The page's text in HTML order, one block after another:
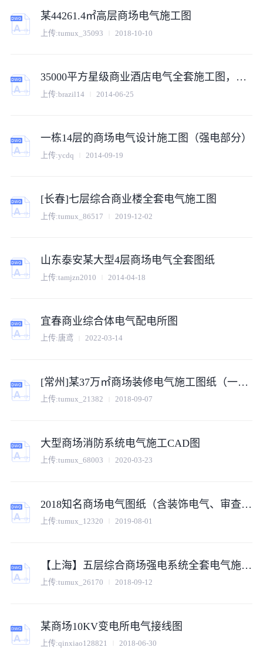
某44261.4㎡高层商场电气施工图
上传:tumux_35093 2018-10-10
35000平方星级商业酒店电气全套施工图，共87张
上传:brazil14 2014-06-25
一栋14层的商场电气设计施工图（强电部分）
上传:ycdq 2014-09-19
[长春]七层综合商业楼全套电气施工图
上传:tumux_86517 2019-12-02
山东泰安某大型4层商场电气全套图纸
上传:tamjzn2010 2014-04-18
宜春商业综合体电气配电所图
上传:唐鸢 2022-03-14
[常州]某37万㎡商场装修电气施工图纸（一级负荷）
上传:tumux_21382 2018-09-07
大型商场消防系统电气施工CAD图
上传:tumux_68003 2020-03-23
2018知名商场电气图纸（含装饰电气、审查意见）
上传:tumux_12320 2019-08-01
【上海】五层综合商场强电系统全套电气施工图纸
上传:tumux_26170 2018-09-12
某商场10KV变电所电气接线图
上传:qinxiao128821 2018-06-30